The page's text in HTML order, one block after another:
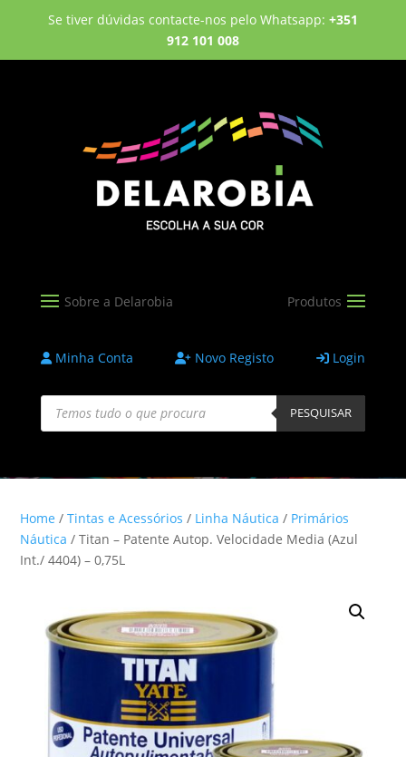
Se tiver dúvidas contacte-nos pelo Whatsapp: +351
912 101 008
Minha Conta Novo Registo Login
Products
search PESQUISAR
Home /Tintas e Acessórios / Linha Náutica / Primários
Náutica / Titan – Patente Autop. Velocidade Media (Azul
Int./ 4404) – 0,75L